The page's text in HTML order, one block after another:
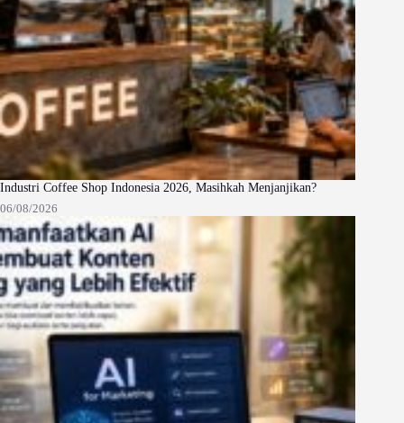
Industri Coffee Shop Indonesia 2026, Masihkah Menjanjikan?
06/08/2026